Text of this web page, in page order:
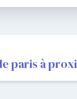
paris à